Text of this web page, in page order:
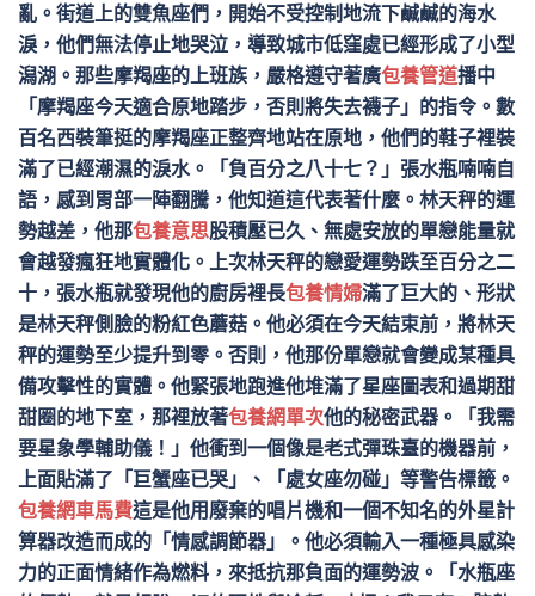
亂。街道上的雙魚座們，開始不受控制地流下鹹鹹的海水
淚，他們無法停止地哭泣，導致城市低窪處已經形成了小型
潟湖。那些摩羯座的上班族，嚴格遵守著廣包養管道播中
「摩羯座今天適合原地踏步，否則將失去襪子」的指令。數
百名西裝筆挺的摩羯座正整齊地站在原地，他們的鞋子裡裝
滿了已經潮濕的淚水。「負百分之八十七？」張水瓶喃喃自
語，感到胃部一陣翻騰，他知道這代表著什麼。林天秤的運
勢越差，他那包養意思股積壓已久、無處安放的單戀能量就
會越發瘋狂地實體化。上次林天秤的戀愛運勢跌至百分之二
十，張水瓶就發現他的廚房裡長包養情婦滿了巨大的、形狀
是林天秤側臉的粉紅色蘑菇。他必須在今天結束前，將林天
秤的運勢至少提升到零。否則，他那份單戀就會變成某種具
備攻擊性的實體。他緊張地跑進他堆滿了星座圖表和過期甜
甜圈的地下室，那裡放著包養網單次他的秘密武器。「我需
要星象學輔助儀！」他衝到一個像是老式彈珠臺的機器前，
上面貼滿了「巨蟹座已哭」、「處女座勿碰」等警告標籤。
包養網車馬費這是他用廢棄的唱片機和一個不知名的外星計
算器改造而成的「情感調節器」。他必須輸入一種極具感染
力的正面情緒作為燃料，來抵抗那負面的運勢波。「水瓶座